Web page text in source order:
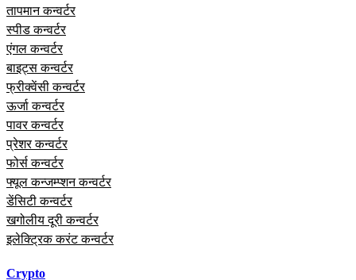
तापमान कन्वर्टर
स्पीड कन्वर्टर
एंगल कन्वर्टर
बाइट्स कन्वर्टर
फ्रीक्वेंसी कन्वर्टर
ऊर्जा कन्वर्टर
पावर कन्वर्टर
प्रेशर कन्वर्टर
फोर्स कन्वर्टर
फ्यूल कन्जम्प्शन कन्वर्टर
डेंसिटी कन्वर्टर
खगोलीय दूरी कन्वर्टर
इलेक्ट्रिक करंट कन्वर्टर
Crypto